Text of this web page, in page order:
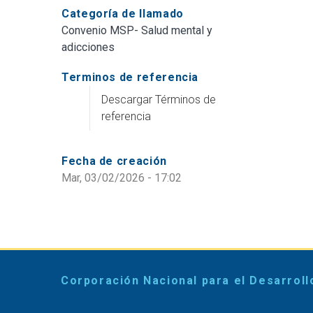
Categoría de llamado
Convenio MSP- Salud mental y
adicciones
Terminos de referencia
Descargar Términos de
referencia
Fecha de creación
Mar, 03/02/2026 - 17:02
Corporación Nacional para el